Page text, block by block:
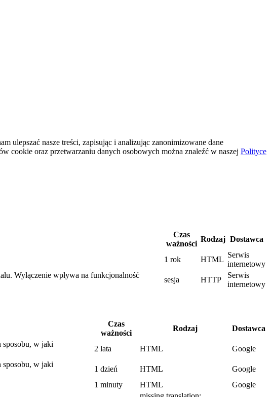
ulepszać nasze treści, zapisując i analizując zanonimizowane dane
cookie oraz przetwarzaniu danych osobowych można znaleźć w naszej Polityce
Czas
ważności
Rodzaj Dostawca
1 rok HTML
Serwis
internetowy
Wyłączenie wpływa na funkcjonalność
sesja HTTP
Serwis
internetowy
Czas
ważności
Rodzaj Dostawca
w jaki
2 lata HTML Google
w jaki
1 dzień HTML
Google
1 minuty HTML
Google